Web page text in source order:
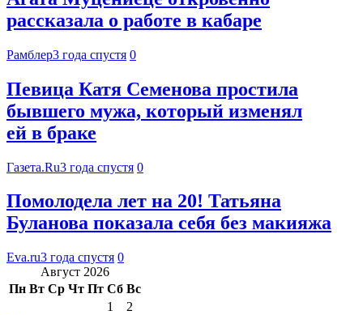
рассказала о работе в кабаре
Рамблер3 года спустя 0
Певица Катя Семенова простила
бывшего мужа, который изменял
ей в браке
Газета.Ru3 года спустя 0
Помолодела лет на 20! Татьяна
Буланова показала себя без макияжа
Eva.ru3 года спустя 0
Август 2026
Пн Вт Ср Чт Пт Сб Вс
1
2